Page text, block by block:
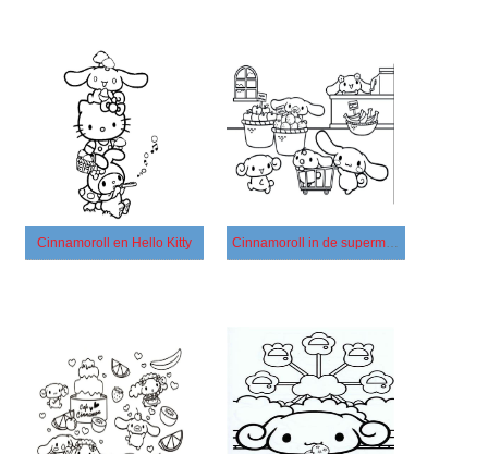
Cinnamoroll en Hello Kitty Cinnamoroll in de supermarkt